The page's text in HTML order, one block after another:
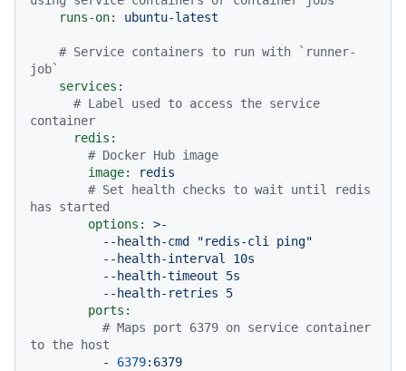
runs-on:
ubuntu-latest
# Service containers to run with `runner-
job`
services:
# Label used to access the service
container
redis:
# Docker Hub image
image:
redis
# Set health checks to wait until redis
has started
options:
>-
ports:
# Maps port 6379 on service container
to the host
-
6379:6379